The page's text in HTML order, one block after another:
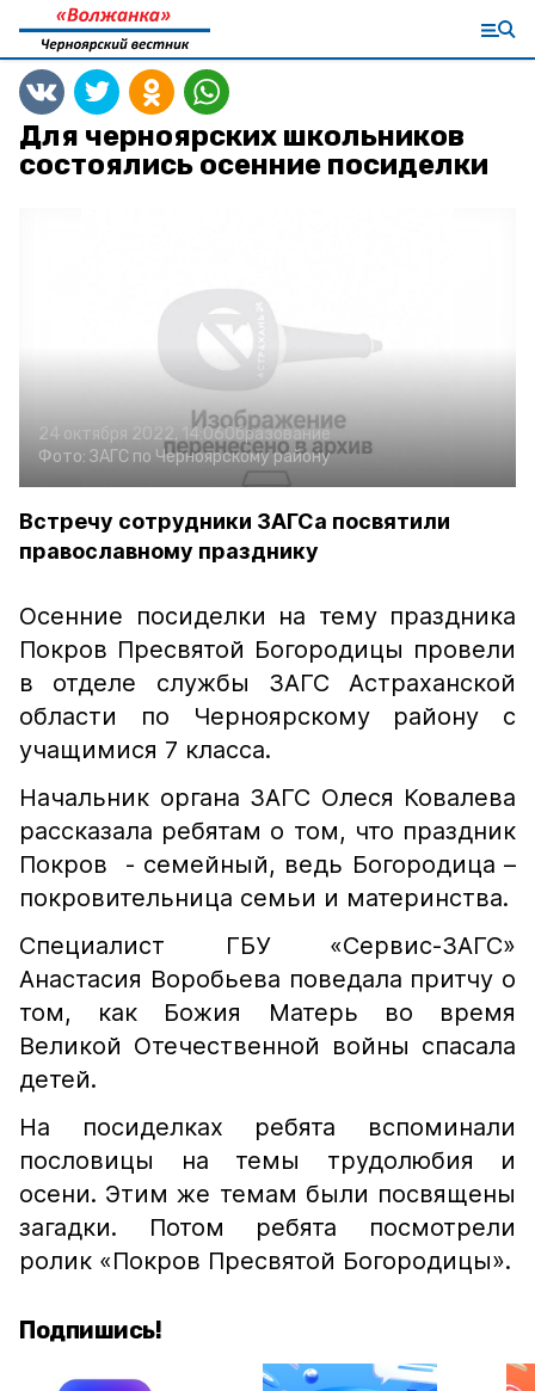
Для черноярских школьников
состоялись осенние посиделки
24 октября 2022, 14:06Образование
Фото: ЗАГС по Черноярскому району
Встречу сотрудники ЗАГСа посвятили
православному празднику
Осенние посиделки на тему праздника
Покров Пресвятой Богородицы провели
в отделе службы ЗАГС Астраханской
области по Черноярскому району с
учащимися 7 класса.
Начальник органа ЗАГС Олеся Ковалева
рассказала ребятам о том, что праздник
Покров - семейный, ведь Богородица –
покровительница семьи и материнства.
Специалист ГБУ «Сервис-ЗАГС»
Анастасия Воробьева поведала притчу о
том, как Божия Матерь во время
Великой Отечественной войны спасала
детей.
На посиделках ребята вспоминали
пословицы на темы трудолюбия и
осени. Этим же темам были посвящены
загадки. Потом ребята посмотрели
ролик «Покров Пресвятой Богородицы».
Подпишись!